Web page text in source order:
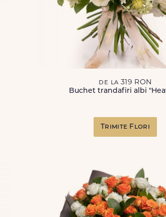
de la 319 RON
Buchet trandafiri albi
Trimite Flori